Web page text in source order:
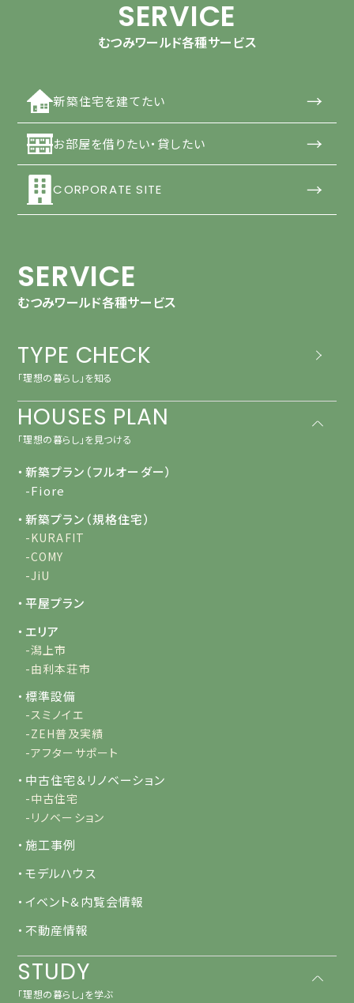
SERVICE
むつみワールド各種サービス
新築住宅を建てたい →
お部屋を借りたい・貸したい →
CORPORATE SITE →
SERVICE
むつみワールド各種サービス
TYPE CHECK
「理想の暮らし」を知る
HOUSES PLAN
「理想の暮らし」を見つける
・新築プラン（フルオーダー）
-Fiore
・新築プラン（規格住宅）
-KURAFIT
-COMY
-JiU
・平屋プラン
・エリア
-潟上市
-由利本荘市
・標準設備
-スミノイエ
-ZEH普及実績
-アフターサポート
・中古住宅＆リノベーション
-中古住宅
-リノベーション
・施工事例
・モデルハウス
・イベント&内覧会情報
・不動産情報
STUDY
「理想の暮らし」を学ぶ